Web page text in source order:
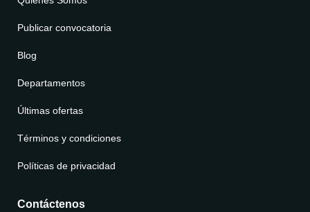
Publicar convocatoria
Blog
Departamentos
Últimas ofertas
Términos y condiciones
Políticas de privacidad
Contáctenos